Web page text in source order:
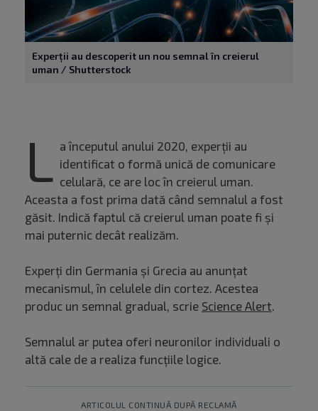
Experții au descoperit un nou semnal în creierul
uman / Shutterstock
L a începutul anului 2020, experții au
identificat o formă unică de comunicare
celulară, ce are loc în creierul uman.
Aceasta a fost prima dată când semnalul a fost
găsit. Indică faptul că creierul uman poate fi și
mai puternic decât realizăm.
Experți din Germania și Grecia au anunțat
mecanismul, în celulele din cortez. Acestea
produc un semnal gradual, scrie Science Alert.
Semnalul ar putea oferi neuronilor individuali o
altă cale de a realiza funcțiile logice.
ARTICOLUL CONTINUĂ DUPĂ RECLAMĂ